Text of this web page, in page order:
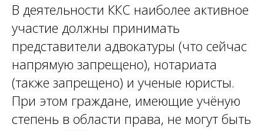
В деятельности ККС наиболее активное
участие должны принимать
представители адвокатуры (что сейчас
напрямую запрещено), нотариата
(также запрещено) и ученые юристы.
При этом граждане, имеющие учёную
степень в области права, не могут быть